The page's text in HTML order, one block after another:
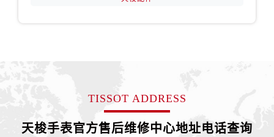
江苏省连云港市海州区通灌北路售后服务中心（需提前预约）
TISSOT ADDRESS
天梭手表官方售后维修中心地址电话查询